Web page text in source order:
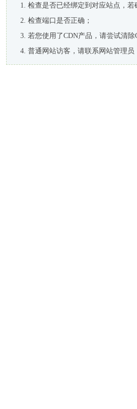
检查是否已经绑定到对应站点，
检查端口是否正确；
若您使用了CDN产品，请尝试清除
普通网站访客，请联系网站管理员